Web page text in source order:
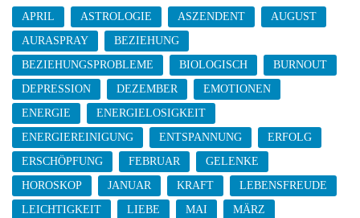
APRIL ASTROLOGIE ASZENDENT
AUGUST
AURASPRAY
BEZIEHUNG
BEZIEHUNGSPROBLEME
BIOLOGISCH
BURNOUT
DEPRESSION
DEZEMBER
EMOTIONEN
ENERGIE
ENERGIELOSIGKEIT
ENERGIEREINIGUNG
ENTSPANNUNG
ERFOLG
ERSCHÖPFUNG
FEBRUAR
GELENKE
HOROSKOP
JANUAR KRAFT
LEBENSFREUDE
LEICHTIGKEIT
LIEBE MAI
MÄRZ